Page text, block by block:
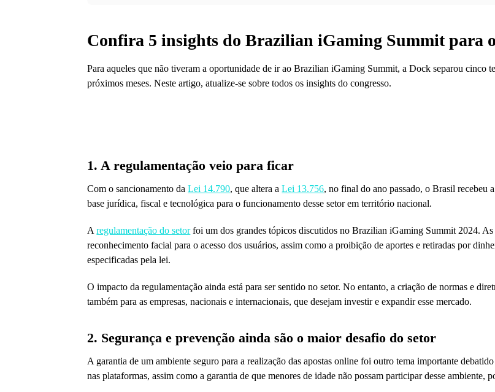
Confira 5 insights do Brazilian iGaming Summit para
Para aqueles que não tiveram a oportunidade de ir ao Brazilian iGaming Summit, a Dock separou
próximos meses. Neste artigo, atualize-se sobre todos os insights do congresso.
1. A regulamentação veio para ficar
Com o sancionamento daLei 14.790, que altera aLei 13.756, no final do ano passado, o Brasil recebeu
base jurídica, fiscal e tecnológica para o funcionamento desse setor em território nacional.
Aregulamentação do setorfoi um dos grandes tópicos discutidos no Brazilian iGaming Summit 2024.
reconhecimento facial para o acesso dos usuários, assim como a proibição de aportes e retiradas por
especificadas pela lei.
O impacto da regulamentação ainda está para ser sentido no setor. No entanto, a criação de normas e
também para as empresas, nacionais e internacionais, que desejam investir e expandir esse mercado.
2. Segurança e prevenção ainda são o maior desafio do setor
A garantia de um ambiente seguro para a realização das apostas online foi outro tema importante
nas plataformas, assim como a garantia de que menores de idade não possam participar desse